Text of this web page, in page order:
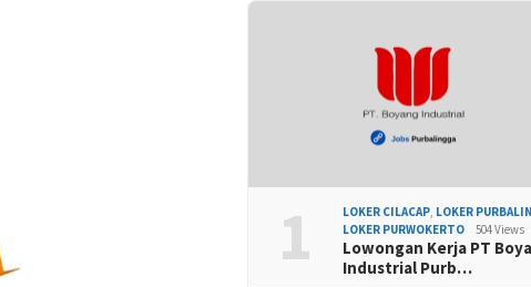
1 LOKER CILACAP, LOKER
LOKER PURWOKERTO
504 Views
Lowongan Kerja PT
Industrial Purb…